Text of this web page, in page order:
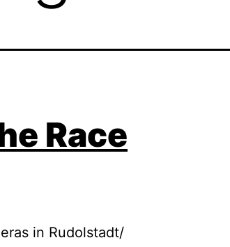
Race
in Rudolstadt/